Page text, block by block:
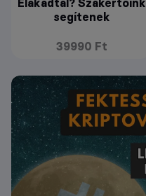
Elakadtál? Szakértőink
segítenek
39990 Ft